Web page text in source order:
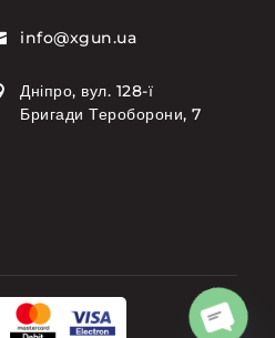
info@xgun.ua
Дніпро, вул. 128-ї
Бригади Тероборони, 7